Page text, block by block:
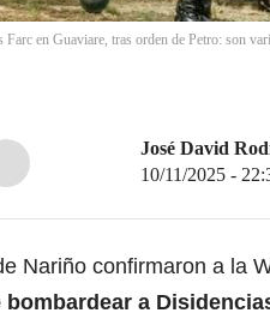
en Guaviare, tras orden de Petro: son
José David
10/11/2025 -
Nariño confirmaron a la
bombardear a